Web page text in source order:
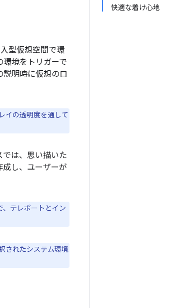
快適な着け心地
型仮想空間で環
境をトリガーで
明時に仮想のロ
イの透明度を通して
は、思い描いた
し、ユーザーが
、テレポートとイン
されたシステム環境